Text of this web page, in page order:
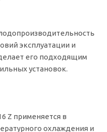
эксплуатации и
его подходящим
установок.
Z применяется в
охлаждения и